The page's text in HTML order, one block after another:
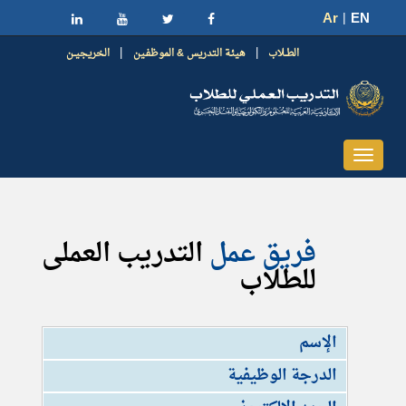
Ar | EN
الخريجيــن | هيئـة التدريس & الموظفـين | الطــلاب
Toggle
فريق عملالتدريب العملى
للطلاب
الإسم
الدرجة الوظيفية